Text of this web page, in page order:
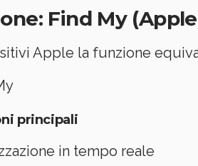
Find My
Apple la funzione
principali
in tempo reale